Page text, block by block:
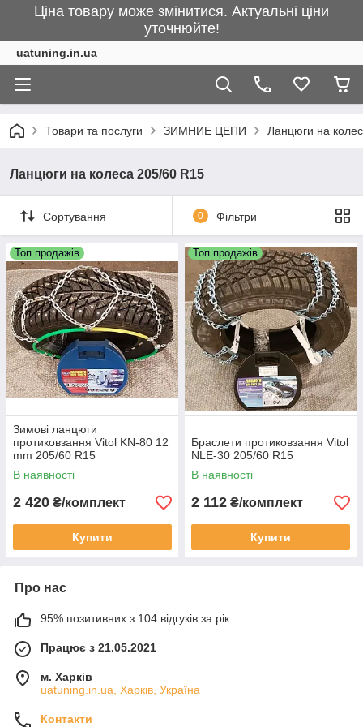
Ціна товару може змінитися. Актуальні ціни
уточнюйте!
uatuning.in.ua
Товари та послуги ЗИМНИЕ ЦЕПИ Ланцюги на
Ланцюги на колеса 205/60 R15
Сортування 0 Фільтри
Топ продажів
Зимові ланцюги
протиковзання Vitol KN-80 12
mm 205/60 R15
В наявності
2 420 ₴/комплект
Купити
Топ продажів
Браслети протиковзання Vitol
NLE-30 205/60 R15
В наявності
2 112 ₴/комплект
Купити
Про нас
95% позитивних з 104 відгуків за рік
Працює з 21.05.2021
м. Харків
uatuning.in.ua, Харків, Україна
Контакти